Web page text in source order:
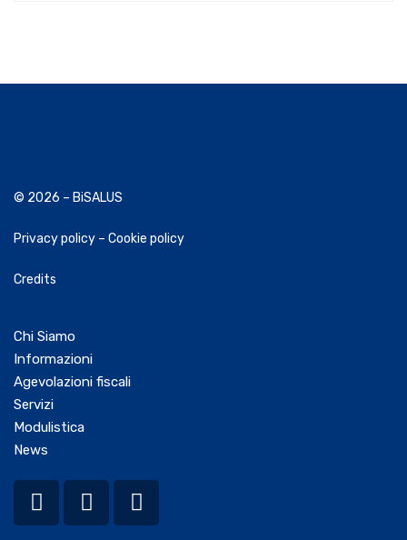
© 2026 – BiSALUS
Privacy policy – Cookie policy
Credits
Chi Siamo
Informazioni
Agevolazioni fiscali
Servizi
Modulistica
News